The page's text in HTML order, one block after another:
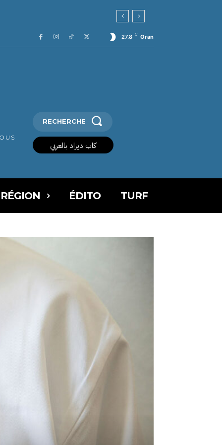
27.8 C Oran
RECHERCHE
كاب ديزاد بالعربي
ÉDITO TURF